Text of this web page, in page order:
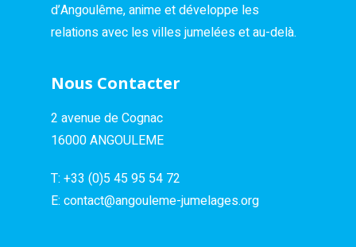
d’Angoulême, anime et développe les
relations avec les villes jumelées et au-delà.
Nous Contacter
2 avenue de Cognac
16000 ANGOULEME
T: +33 (0)5 45 95 54 72
E: contact@angouleme-jumelages.org